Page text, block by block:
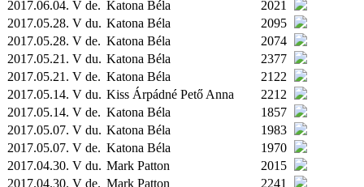
2017.06.04. V de. Katona Béla
2021
2017.05.28. V du. Katona Béla
2095
2017.05.28. V de. Katona Béla
2074
2017.05.21. V du. Katona Béla
2377
2017.05.21. V de. Katona Béla
2122
2017.05.14. V du. Kiss Árpádné Pető Anna
2212
2017.05.14. V de. Katona Béla
1857
2017.05.07. V du. Katona Béla
1983
2017.05.07. V de. Katona Béla
1970
2017.04.30. V du. Mark Patton
2015
2017.04.30. V de. Mark Patton
2241